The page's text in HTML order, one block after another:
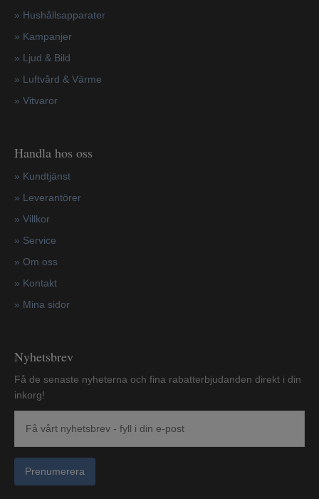
» Hushållsapparater
» Kampanjer
» Ljud & Bild
» Luftvård & Värme
» Vitvaror
Handla hos oss
» Kundtjänst
» Leverantörer
» Villkor
» Service
» Om oss
» Kontakt
» Mina sidor
Nyhetsbrev
Få de senaste nyheterna och fina rabatterbjudanden direkt i din
inkorg!
Prenumerera